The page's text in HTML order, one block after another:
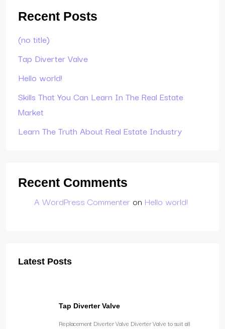
Recent Posts
(no title)
Tap Diverter Valve
Hello world!
Skills That You Can Learn In The Real Estate
Market
Learn The Truth About Real Estate Industry
Recent Comments
A WordPress Commenter on Hello world!
Latest Posts
Tap Diverter Valve
Replacement Diverter Valve Diverter Valve to suit all